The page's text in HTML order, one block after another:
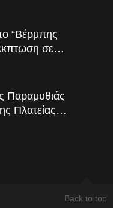
“Βέρμπης
σε…
Παραμυθιάς
Πλατείας…
Back to top